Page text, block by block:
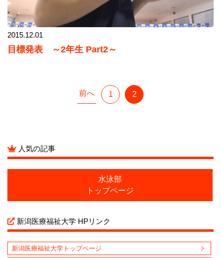
2015.12.01
目標発表 ～2年生 Part2～
前へ 1 2
人気の記事
水泳部
トップページ
新潟医療福祉大学 HPリンク
新潟医療福祉大学トップページ